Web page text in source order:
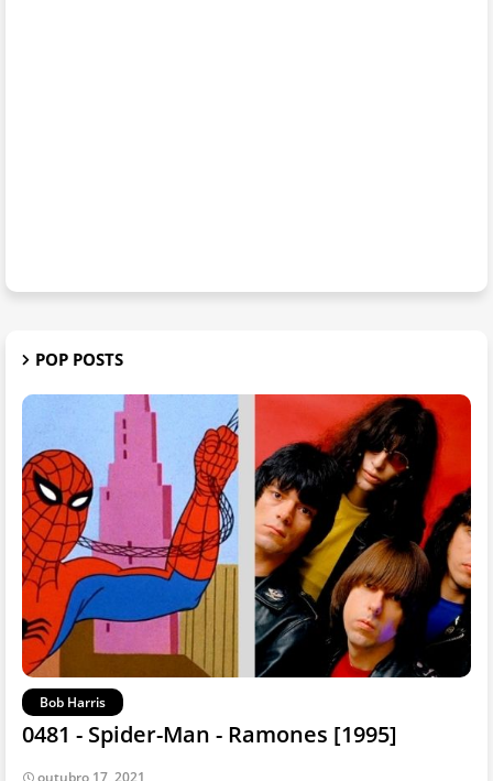
POP POSTS
Bob Harris
0481 - Spider-Man - Ramones [1995]
outubro 17, 2021